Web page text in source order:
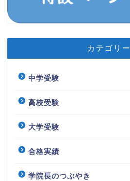
カテゴリー
中学受験
高校受験
大学受験
合格実績
学院長のつぶやき